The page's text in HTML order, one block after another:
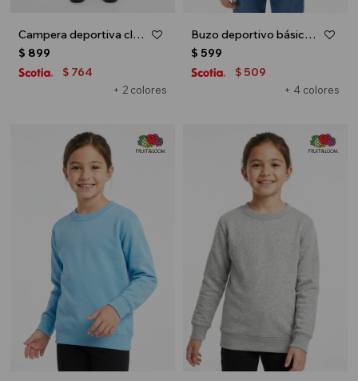
Campera deportiva clásica con capucha - UNISEX - Gris melange claro
+ 2 colores
$ 899
$ 764
Buzo deportivo básico escote redondo - UNISEX - Azul marino
+ 4 colores
$ 599
$ 509